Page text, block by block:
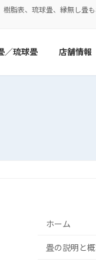
脂表、琉球畳、縁無し畳
／琉球畳 店舗情報
ホーム
畳の説明と